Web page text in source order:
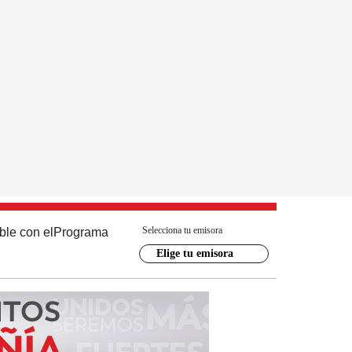
con el Programa Selecciona tu emisora
Elige tu emisora